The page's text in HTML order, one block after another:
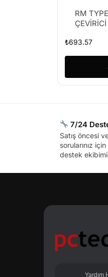
RM
ÇEVİRİCİ
₺693.57
7/24
Satış öncesi
sorularınız
destek
Yardım